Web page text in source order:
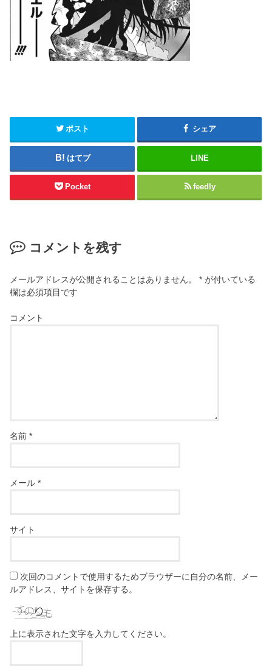
ポスト シェア
はてブ LINE
Pocket feedly
コメントを残す
メールアドレスが公開されることはありません。 * が付いている
欄は必須項目です
コメント
名前*
メール*
サイト
次回のコメントで使用するためブラウザーに自分の名前、メー
ルアドレス、サイトを保存する。
上に表示された文字を入力してください。